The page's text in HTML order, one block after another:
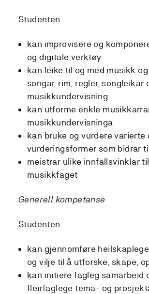
Studenten
kan improvisere og
og digitale verktøy
kan leike til og med musikk
songar, rim, regler, songleikar
musikkundervisning
kan utforme enkle
musikkundervisninga
kan bruke og vurdere
vurderingsformer som bidrar
meistrar ulike innfallsvinklar
musikkfaget
Generell kompetanse
Studenten
kan gjennomføre
og vilje til å utforske, skape,
kan initiere fagleg
fleirfaglege tema- og